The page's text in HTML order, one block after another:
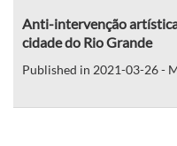
Anti-intervenção
cidade do Rio Grande
Published in 2021-03-26 -